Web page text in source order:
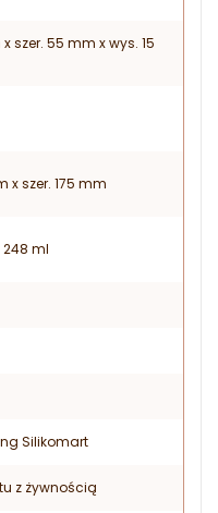
szer. 55 mm x wys. 15
x szer. 175 mm
248 ml
Silikomart
z żywnością